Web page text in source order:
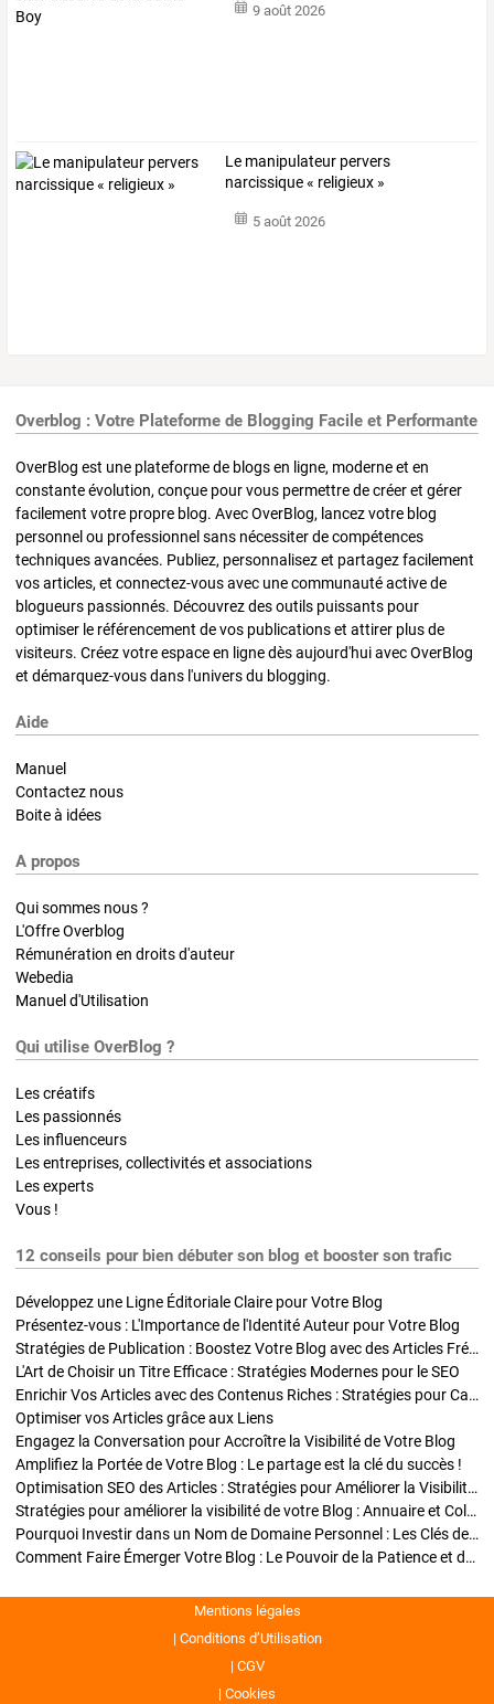
9 août 2026
Le manipulateur pervers
narcissique « religieux »
5 août 2026
Overblog : Votre Plateforme de Blogging Facile et Performante
OverBlog est une plateforme de blogs en ligne, moderne et en
constante évolution, conçue pour vous permettre de créer et gérer
facilement votre propre blog. Avec OverBlog, lancez votre blog
personnel ou professionnel sans nécessiter de compétences
techniques avancées. Publiez, personnalisez et partagez facilement
vos articles, et connectez-vous avec une communauté active de
blogueurs passionnés. Découvrez des outils puissants pour
optimiser le référencement de vos publications et attirer plus de
visiteurs. Créez votre espace en ligne dès aujourd'hui avec OverBlog
et démarquez-vous dans l'univers du blogging.
Aide
Manuel
Contactez nous
Boite à idées
A propos
Qui sommes nous ?
L'Offre Overblog
Rémunération en droits d'auteur
Webedia
Manuel d'Utilisation
Qui utilise OverBlog ?
Les créatifs
Les passionnés
Les influenceurs
Les entreprises, collectivités et associations
Les experts
Vous !
12 conseils pour bien débuter son blog et booster son trafic
Développez une Ligne Éditoriale Claire pour Votre Blog
Présentez-vous : L'Importance de l'Identité Auteur pour Votre Blog
Stratégies de Publication : Boostez Votre Blog avec des Articles Fréquents et Exclusifs
L'Art de Choisir un Titre Efficace : Stratégies Modernes pour le SEO
Enrichir Vos Articles avec des Contenus Riches : Stratégies pour Captiver et Optimiser
Optimiser vos Articles grâce aux Liens
Engagez la Conversation pour Accroître la Visibilité de Votre Blog
Amplifiez la Portée de Votre Blog : Le partage est la clé du succès !
Optimisation SEO des Articles : Stratégies pour Améliorer la Visibilité de Votre Blog
Stratégies pour améliorer la visibilité de votre Blog : Annuaire et Collaborations
Pourquoi Investir dans un Nom de Domaine Personnel : Les Clés de la Réussite de Votre Blog
Comment Faire Émerger Votre Blog : Le Pouvoir de la Patience et de la Persévérance
Mentions légales
Conditions d’Utilisation
CGV
Cookies